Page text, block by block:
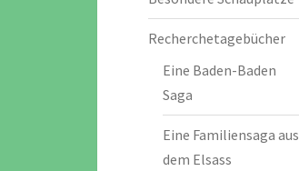
Recherchetagebücher
Eine Baden-Baden
Saga
Eine Familiensaga aus
dem Elsass